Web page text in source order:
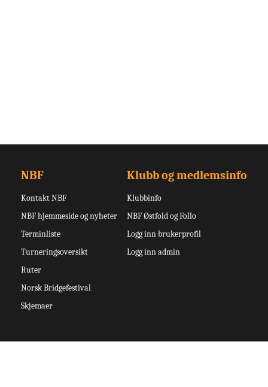
NBF
Kontakt NBF
NBF hjemmeside og nyheter
Terminliste
Turneringsoversikt
Ruter
Norsk Bridgefestival
Skjemaer
Klubb og medlemsinfo
Klubbinfo
NBF Østfold og Follo
Logg inn brukerprofil
Logg inn admin